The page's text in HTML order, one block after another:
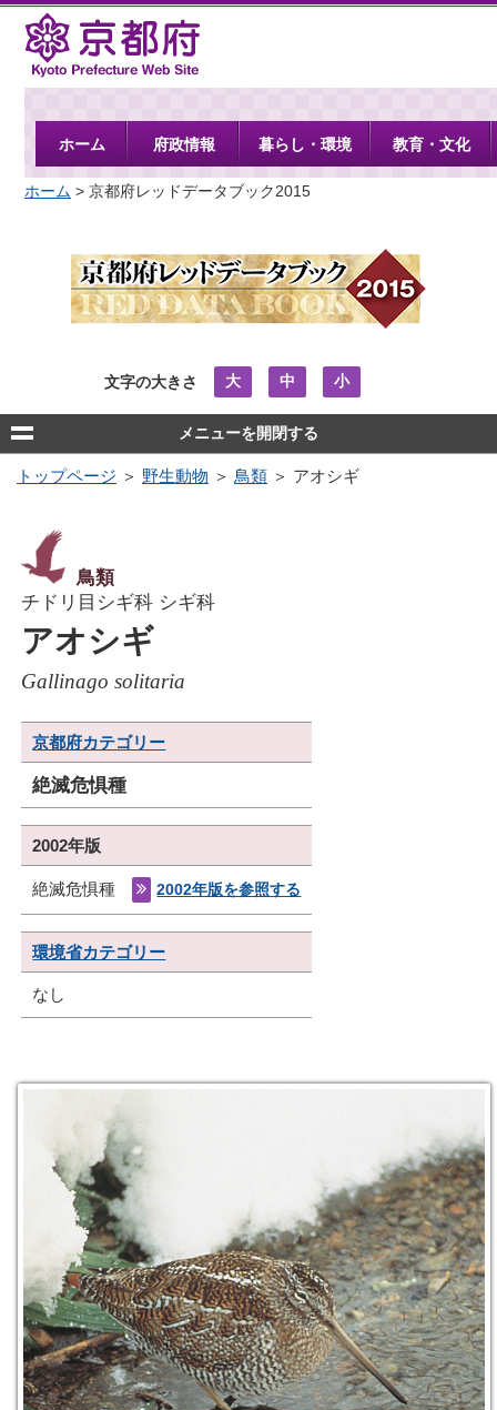
京都府
ホーム 府政情報 暮らし・環境 教育・文化
ホーム > 京都府レッドデータブック2015
文字の大きさ 大 中 小
メニューを開閉する
トップページ ＞ 野生動物 ＞ 鳥類 ＞ アオシギ
鳥類
チドリ目シギ科 シギ科
アオシギ
Gallinago solitaria
京都府カテゴリー
絶滅危惧種
2002年版
絶滅危惧種 2002年版を参照する
環境省カテゴリー
なし